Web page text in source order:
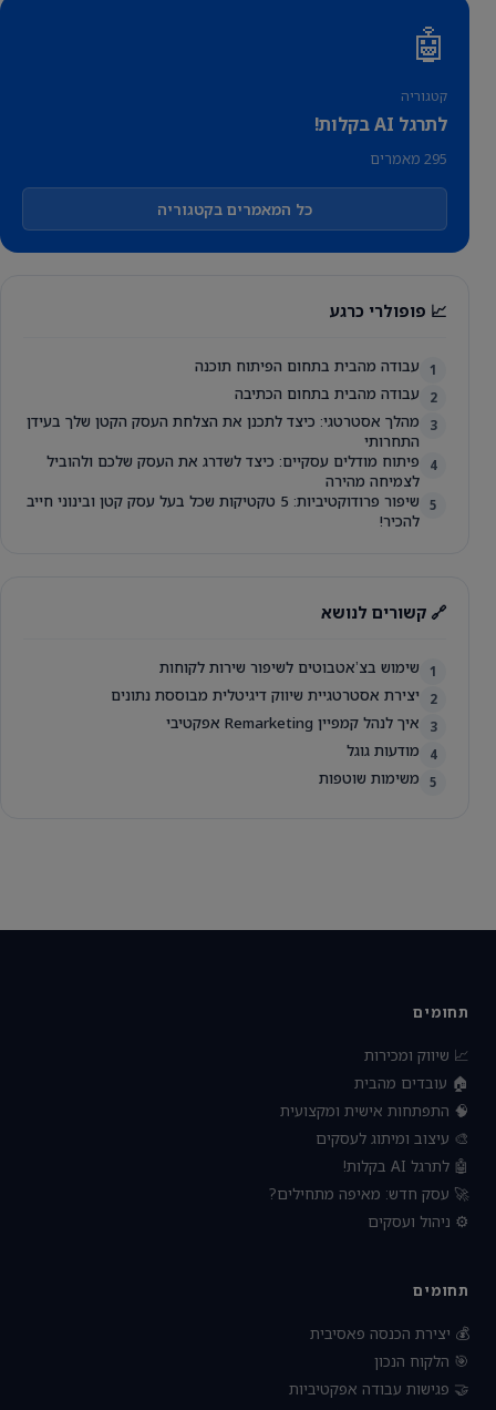
🤖
קטגוריה
לתרגל AI בקלות!
295 מאמרים
כל המאמרים בקטגוריה
📈 פופולרי כרגע
1 עבודה מהבית בתחום הפיתוח תוכנה
2 עבודה מהבית בתחום הכתיבה
3
מהלך אסטרטגי: כיצד לתכנן את הצלחת העסק הקטן שלך בעידן
התחרותי
4
פיתוח מודלים עסקיים: כיצד לשדרג את העסק שלכם ולהוביל
לצמיחה מהירה
5
שיפור פרודוקטיביות: 5 טקטיקות שכל בעל עסק קטן ובינוני חייב
להכיר!
🔗 קשורים לנושא
1 שימוש בצʼאטבוטים לשיפור שירות לקוחות
2 יצירת אסטרטגיית שיווק דיגיטלית מבוססת נתונים
3 איך לנהל קמפיין Remarketing אפקטיבי
4 מודעות גוגל
5 משימות שוטפות
תחומים
📈 שיווק ומכירות
🏠 עובדים מהבית
🧠 התפתחות אישית ומקצועית
🎨 עיצוב ומיתוג לעסקים
🤖 לתרגל AI בקלות!
🚀 עסק חדש: מאיפה מתחילים?
⚙️ ניהול ועסקים
תחומים
💰 יצירת הכנסה פאסיבית
🎯 הלקוח הנכון
🤝 פגישות עבודה אפקטיביות